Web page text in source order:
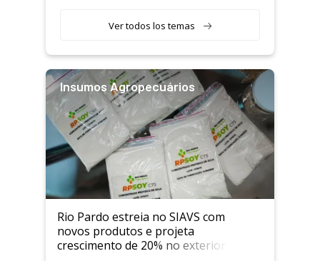
Ver todos los temas
Insumos Agropecuários
Rio Pardo estreia no SIAVS com
novos produtos e projeta
crescimento de 20% no exterior